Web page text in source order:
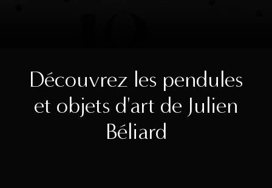
Découvrez les pendules
et objets d'art de Julien
Béliard